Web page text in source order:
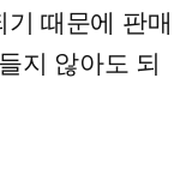
기 때문에 판매
지 않아도 되